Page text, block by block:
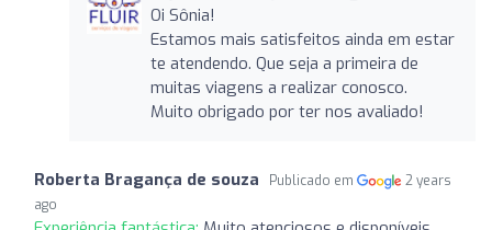
Oi Sônia!
Estamos mais satisfeitos ainda em estar
te atendendo. Que seja a primeira de
muitas viagens a realizar conosco.
Muito obrigado por ter nos avaliado!
Roberta Bragança de souza Publicado em
2 years
ago